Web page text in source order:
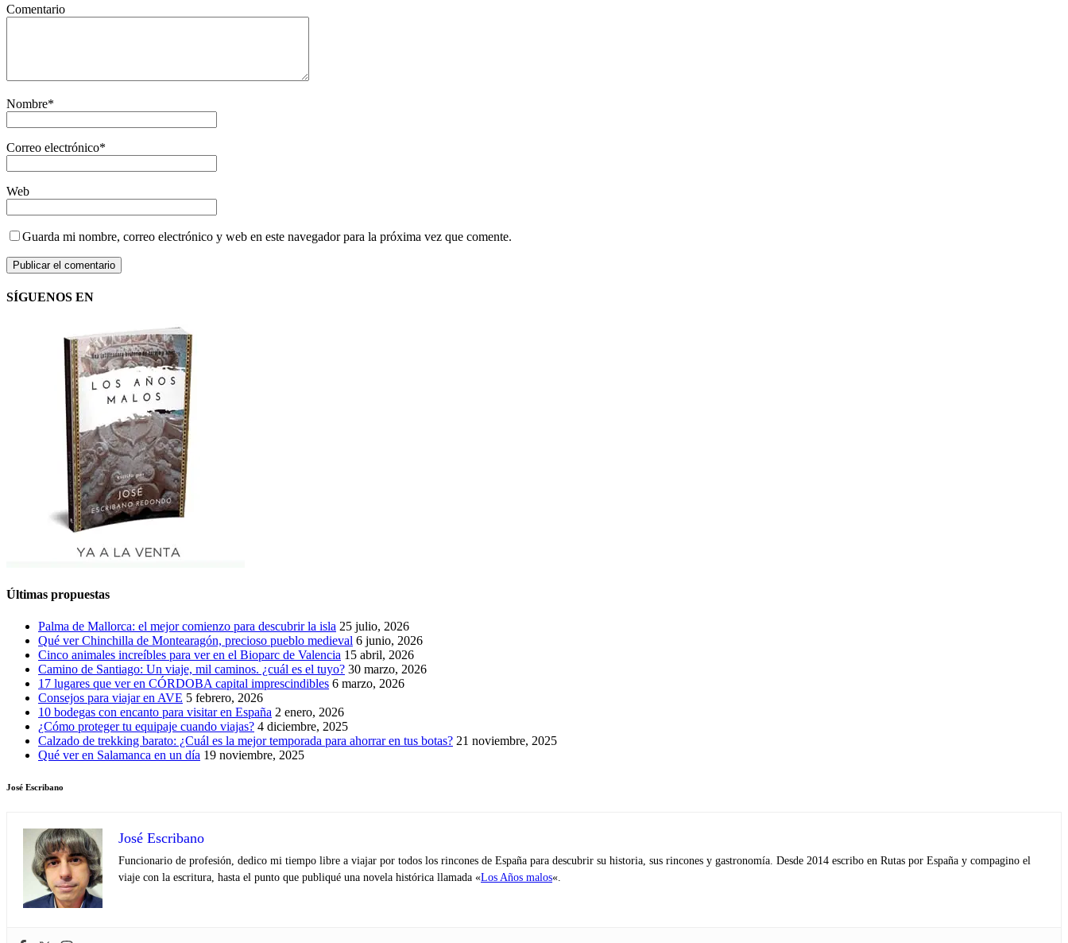
Comentario
Nombre*
Correo electrónico*
Web
Guarda mi nombre, correo electrónico y web en este navegador para la próxima vez que comente.
SÍGUENOS EN
Últimas propuestas
Palma de Mallorca: el mejor comienzo para descubrir la isla 25 julio, 2026
Qué ver Chinchilla de Montearagón, precioso pueblo medieval 6 junio, 2026
Cinco animales increíbles para ver en el Bioparc de Valencia 15 abril, 2026
Camino de Santiago: Un viaje, mil caminos. ¿cuál es el tuyo? 30 marzo, 2026
17 lugares que ver en CÓRDOBA capital imprescindibles 6 marzo, 2026
Consejos para viajar en AVE 5 febrero, 2026
10 bodegas con encanto para visitar en España 2 enero, 2026
¿Cómo proteger tu equipaje cuando viajas? 4 diciembre, 2025
Calzado de trekking barato: ¿Cuál es la mejor temporada para ahorrar en tus botas? 21 noviembre, 2025
Qué ver en Salamanca en un día 19 noviembre, 2025
José Escribano
José Escribano
Funcionario de profesión, dedico mi tiempo libre a viajar por todos los rincones de España para descubrir su historia, sus rincones y gastronomía. Desde 2014 escribo en Rutas por España y compagino el
viaje con la escritura, hasta el punto que publiqué una novela histórica llamada «Los Años malos«.